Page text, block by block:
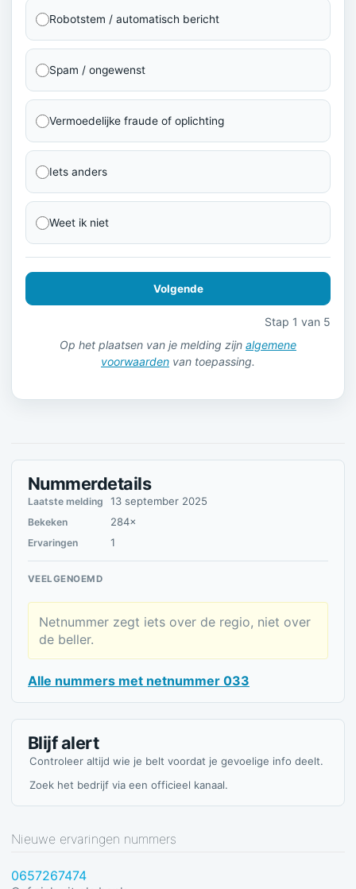
Robotstem / automatisch bericht
Spam / ongewenst
Vermoedelijke fraude of oplichting
Iets anders
Weet ik niet
Volgende
Stap 1 van 5
Op het plaatsen van je melding zijn algemene
voorwaarden van toepassing.
Nummerdetails
Laatste melding 13 september 2025
Bekeken 284×
Ervaringen 1
VEELGENOEMD
Netnummer zegt iets over de regio, niet over
de beller.
Alle nummers met netnummer 033
Blijf alert
Controleer altijd wie je belt voordat je gevoelige info deelt.
Zoek het bedrijf via een officieel kanaal.
Nieuwe ervaringen nummers
0657267474